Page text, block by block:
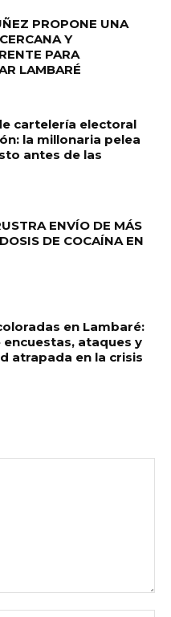
PROPONE UNA
Y
PARA
LAMBARÉ
cartelería electoral
la millonaria pelea
antes de las
ENVÍO DE MÁS
DE COCAÍNA EN
en Lambaré:
encuestas, ataques y
atrapada en la crisis